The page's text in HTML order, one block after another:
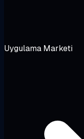
Uygulama Marketi